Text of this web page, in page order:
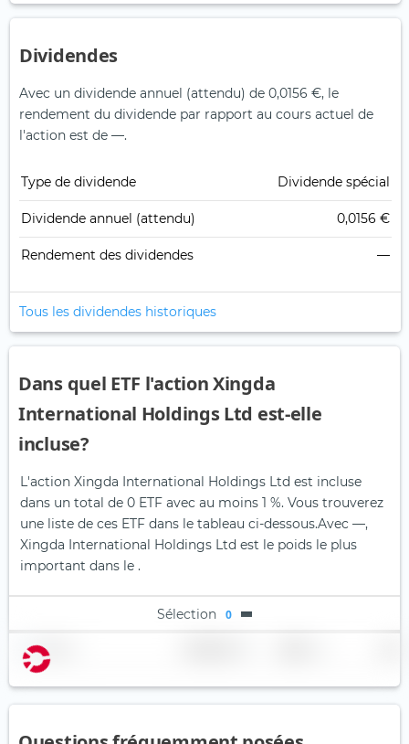
Dividendes
Avec un dividende annuel (attendu) de 0,0156 €, le
rendement du dividende par rapport au cours actuel de
l'action est de —.
Type de dividende Dividende spécial
Dividende annuel (attendu) 0,0156 €
Rendement des dividendes —
Tous les dividendes historiques
Dans quel ETF l'action Xingda
International Holdings Ltd est-elle
incluse?
L'action Xingda International Holdings Ltd est incluse
dans un total de 0 ETF avec au moins 1 %. Vous trouverez
une liste de ces ETF dans le tableau ci-dessous.Avec —,
Xingda International Holdings Ltd est le poids le plus
important dans le .
Sélection 0
Nom